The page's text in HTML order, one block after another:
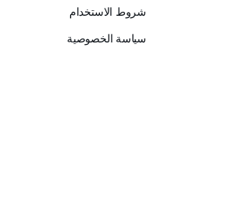
شروط الاستخدام
سياسة الخصوصية